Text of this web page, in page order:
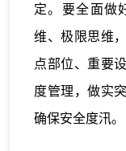
定。要全面做
维、极限思维
点部位、重要
度管理，做实
确保安全度汛。